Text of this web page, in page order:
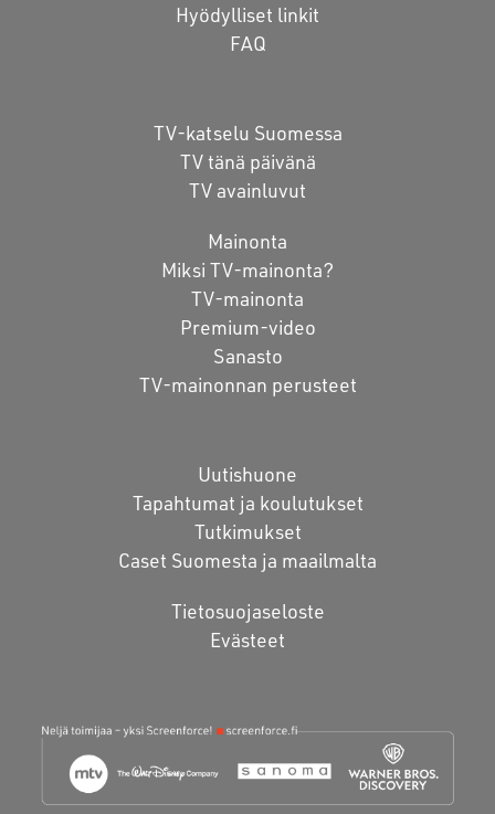
Hyödylliset linkit
FAQ
TV-katselu Suomessa
TV tänä päivänä
TV avainluvut
Mainonta
Miksi TV-mainonta?
TV-mainonta
Premium-video
Sanasto
TV-mainonnan perusteet
Uutishuone
Tapahtumat ja koulutukset
Tutkimukset
Caset Suomesta ja maailmalta
Tietosuojaseloste
Evästeet